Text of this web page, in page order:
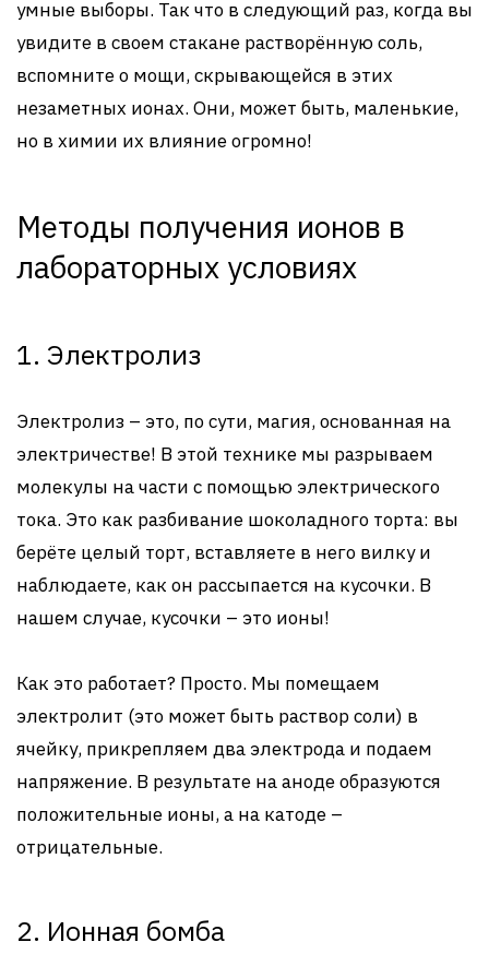
умные выборы. Так что в следующий раз, когда вы
увидите в своем стакане растворённую соль,
вспомните о мощи, скрывающейся в этих
незаметных ионах. Они, может быть, маленькие,
но в химии их влияние огромно!
Методы получения ионов в
лабораторных условиях
1. Электролиз
Электролиз – это, по сути, магия, основанная на
электричестве! В этой технике мы разрываем
молекулы на части с помощью электрического
тока. Это как разбивание шоколадного торта: вы
берёте целый торт, вставляете в него вилку и
наблюдаете, как он рассыпается на кусочки. В
нашем случае, кусочки – это ионы!
Как это работает? Просто. Мы помещаем
электролит (это может быть раствор соли) в
ячейку, прикрепляем два электрода и подаем
напряжение. В результате на аноде образуются
положительные ионы, а на катоде –
отрицательные.
2. Ионная бомба